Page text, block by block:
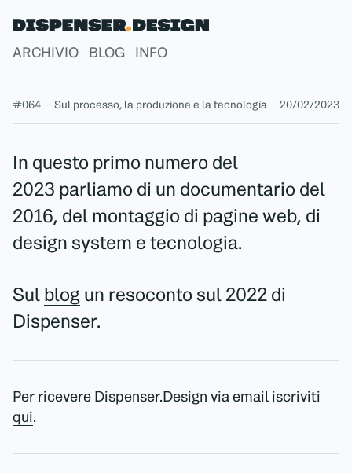
ARCHIVIO BLOG INFO
#064 — Sul processo, la produzione e la tecnologia 20/02/2023
In questo primo numero del
2023 parliamo di un documentario del
2016, del montaggio di pagine web, di
design system e tecnologia.
Sul blog un resoconto sul 2022 di
Dispenser.
Per ricevere Dispenser.Design via emailiscriviti
qui.